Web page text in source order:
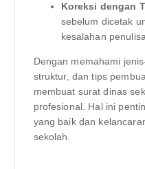
Koreksi dengan
sebelum dicetak
kesalahan
Dengan memahami
struktur, dan tips
membuat surat dinas
profesional. Hal ini
yang baik dan
sekolah.